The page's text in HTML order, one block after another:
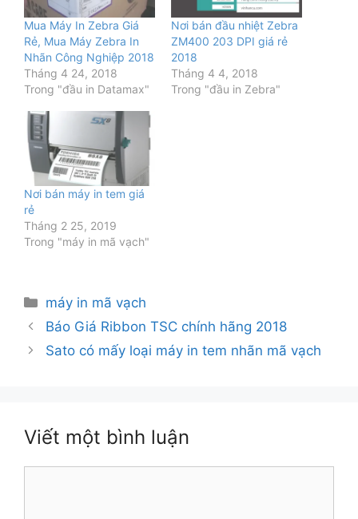
Mua Máy In Zebra Giá
Rẻ, Mua Máy Zebra In
Nhãn Công Nghiệp 2018
Tháng 4 24, 2018
Trong "đầu in Datamax"
Nơi bán đầu nhiệt Zebra
ZM400 203 DPI giá rẻ
2018
Tháng 4 4, 2018
Trong "đầu in Zebra"
Nơi bán máy in tem giá
rẻ
Tháng 2 25, 2019
Trong "máy in mã vạch"
Danh
mục
máy in mã vạch
Báo Giá Ribbon TSC chính hãng 2018
Sato có mấy loại máy in tem nhãn mã vạch
Viết một bình luận